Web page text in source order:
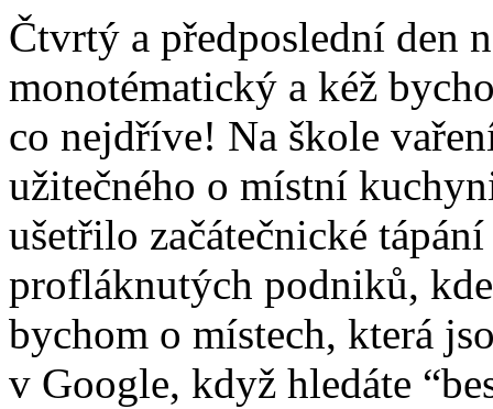
Čtvrtý a předposlední den
monotématický a kéž
co nejdříve! Na škole
užitečného o místní
ušetřilo začátečnické
profláknutých podniků,
bychom o místech, která
v Google, když hledáte